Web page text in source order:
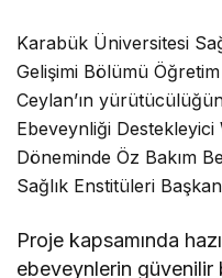
Karabük Üniversitesi
Gelişimi Bölümü
Ceylan’ın
Ebeveynliği
Döneminde Öz Bakım
Sağlık Enstitüleri
Proje kapsamında
ebeveynlerin güvenilir